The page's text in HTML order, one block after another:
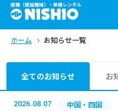
建機（建設機械）・重機レンタル
商品一覧
問合せ依頼リスト
エ
ホーム お知らせ一覧
全てのお知らせ お
2026.08.07
中国・四国